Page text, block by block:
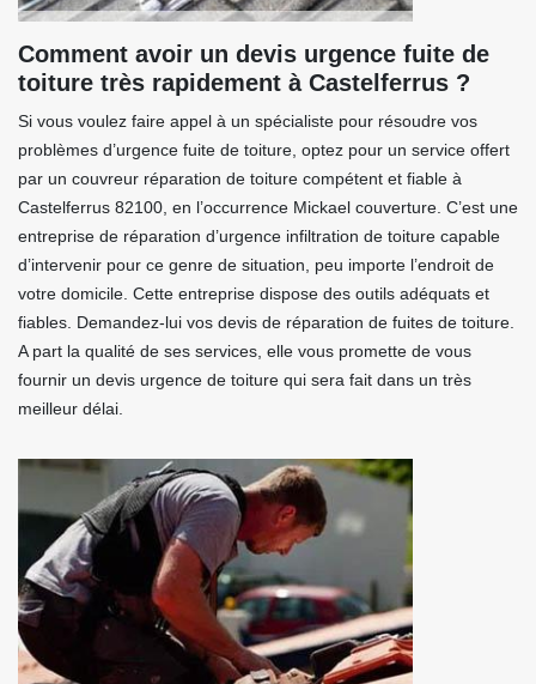
Comment avoir un devis urgence fuite de
toiture très rapidement à Castelferrus ?
Si vous voulez faire appel à un spécialiste pour résoudre vos
problèmes d’urgence fuite de toiture, optez pour un service offert
par un couvreur réparation de toiture compétent et fiable à
Castelferrus 82100, en l’occurrence Mickael couverture. C’est une
entreprise de réparation d’urgence infiltration de toiture capable
d’intervenir pour ce genre de situation, peu importe l’endroit de
votre domicile. Cette entreprise dispose des outils adéquats et
fiables. Demandez-lui vos devis de réparation de fuites de toiture.
A part la qualité de ses services, elle vous promette de vous
fournir un devis urgence de toiture qui sera fait dans un très
meilleur délai.